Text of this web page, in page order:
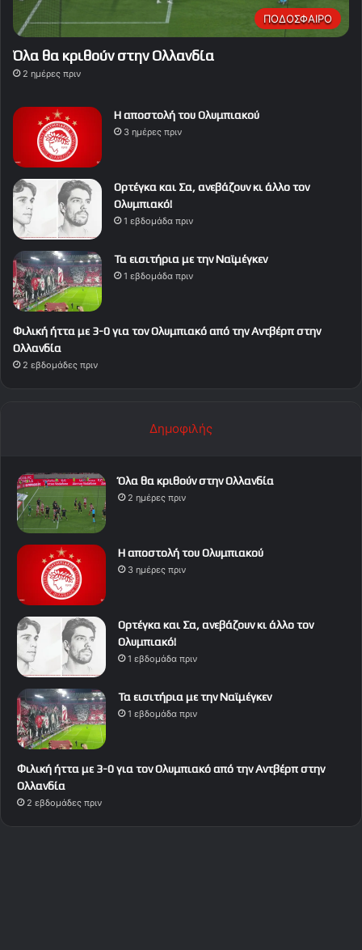
ΠΟΔΟΣΦΑΙΡΟ
Όλα θα κριθούν στην Ολλανδία
2 ημέρες πριν
Η αποστολή του Ολυμπιακού
3 ημέρες πριν
Ορτέγκα και Σα, ανεβάζουν κι άλλο τον
Ολυμπιακό!
1 εβδομάδα πριν
Τα εισιτήρια με την Ναϊμέγκεν
1 εβδομάδα πριν
Φιλική ήττα με 3-0 για τον Ολυμπιακό από την Αντβέρπ στην
Ολλανδία
2 εβδομάδες πριν
Δημοφιλής
Όλα θα κριθούν στην Ολλανδία
2 ημέρες πριν
Η αποστολή του Ολυμπιακού
3 ημέρες πριν
Ορτέγκα και Σα, ανεβάζουν κι άλλο τον
Ολυμπιακό!
1 εβδομάδα πριν
Τα εισιτήρια με την Ναϊμέγκεν
1 εβδομάδα πριν
Φιλική ήττα με 3-0 για τον Ολυμπιακό από την Αντβέρπ στην
Ολλανδία
2 εβδομάδες πριν